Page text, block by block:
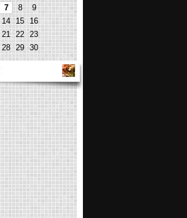
7 8
9
14 15
16
21 22 23
28 29 30